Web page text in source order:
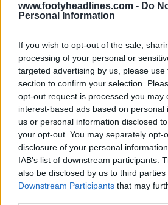
www.footyheadlines.com - Do
Personal Information
If you wish to opt-out of the sale,
processing of your personal or
targeted advertising by us, please
section to confirm your selection.
opt-out request is processed you may
interest-based ads based on personal
us or personal information disclosed
your opt-out. You may separately opt-
disclosure of your personal
IAB’s list of downstream participants.
also be disclosed by us to third parties
Downstream Participants that may